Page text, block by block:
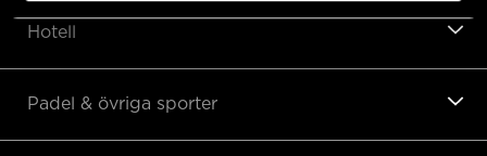
Hotell
Padel & övriga sporter